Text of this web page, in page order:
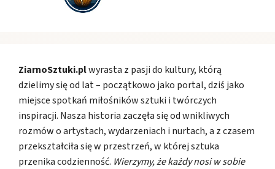
ZiarnoSztuki.plwyrasta z pasji do kultury, którą
dzielimy się od lat – początkowo jako portal, dziś jako
miejsce spotkań miłośników sztuki i twórczych
inspiracji. Nasza historia zaczęła się od wnikliwych
rozmów o artystach, wydarzeniach i nurtach, a z czasem
przekształciła się w przestrzeń, w której sztuka
przenika codzienność. Wierzymy, że każdy nosi w sobie